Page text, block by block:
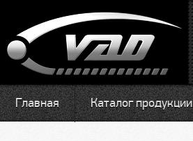
Главная Каталог продукции